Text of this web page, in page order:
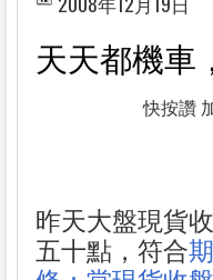
天天都機車
快按讚
昨天大盤現貨
五十點，符合